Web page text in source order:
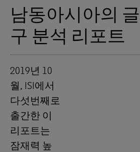
남동아시아의
구 분석 리포트
2019년 10
월, ISI에서
다섯번째로
출간한 이
리포트는
잠재력 높